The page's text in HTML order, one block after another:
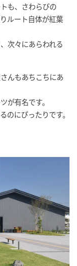
も、さわらびの
ルート自体が紅葉
次々にあらわれる
んもあちこちにあ
が有名です。
のにぴったりです。